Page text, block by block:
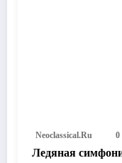
Neoclassical.ru 0
Ледяная